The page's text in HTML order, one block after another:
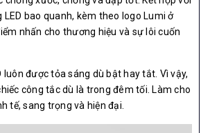
bao quanh, kèm theo logo Lumi ở
nhấn cho thương hiệu và sự lôi cuốn
luôn được tỏa sáng dù bật hay tắt. Vì vậy,
công tắc dù là trong đêm tối. Làm cho
tế, sang trọng và hiện đại.